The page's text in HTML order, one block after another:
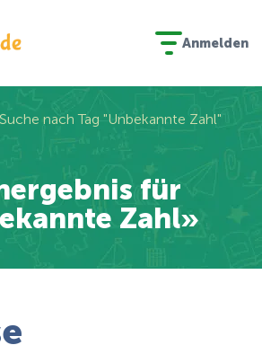
Anmelden
Suche nach Tag "Unbekannte Zahl"
für
Zahl»